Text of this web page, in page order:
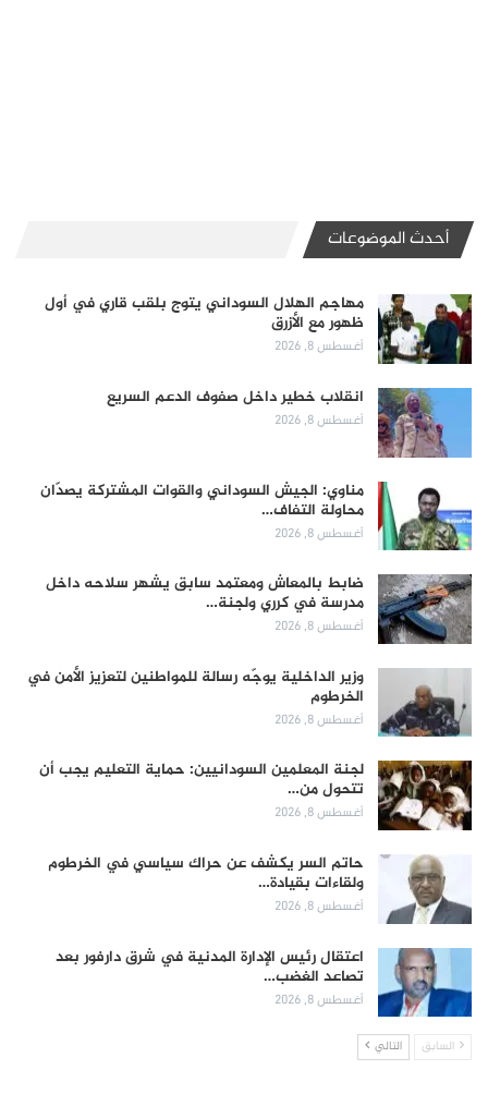
أحدث الموضوعات
مهاجم الهلال السوداني يتوج بلقب قاري في أول
ظهور مع الأزرق
أغسطس 8, 2026
انقلاب خطير داخل صفوف الدعم السريع
أغسطس 8, 2026
مناوي: الجيش السوداني والقوات المشتركة يصدّان
محاولة التفاف…
أغسطس 8, 2026
ضابط بالمعاش ومعتمد سابق يشهر سلاحه داخل
مدرسة في كرري ولجنة…
أغسطس 8, 2026
وزير الداخلية يوجّه رسالة للمواطنين لتعزيز الأمن في
الخرطوم
أغسطس 8, 2026
لجنة المعلمين السودانيين: حماية التعليم يجب أن
تتحول من…
أغسطس 8, 2026
حاتم السر يكشف عن حراك سياسي في الخرطوم
ولقاءات بقيادة…
أغسطس 8, 2026
اعتقال رئيس الإدارة المدنية في شرق دارفور بعد
تصاعد الغضب…
أغسطس 8, 2026
السابق التالي